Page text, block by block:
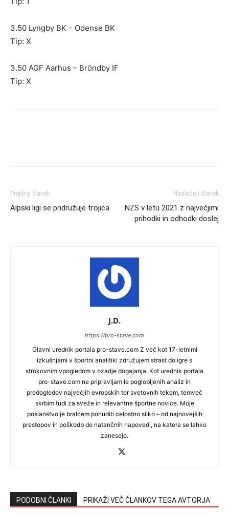
3.50 Lyngby BK – Odense BK
Tip: X
3.50 AGF Aarhus – Bröndby IF
Tip: X
Prejšnji članek
Alpski ligi se pridružuje trojica
Naslednji članek
NZS v letu 2021 z največjimi
prihodki in odhodki doslej
J.D.
https://pro-stave.com
Glavni urednik portala pro-stave.com Z več kot 17-letnimi
izkušnjami v športni analitiki združujem strast do igre s
strokovnim vpogledom v ozadje dogajanja. Kot urednik portala
pro-stave.com ne pripravljam le poglobljenih analiz in
predogledov največjih evropskih ter svetovnih tekem, temveč
skrbim tudi za sveže in relevantne športne novice. Moje
poslanstvo je bralcem ponuditi celostno sliko – od najnovejših
prestopov in poškodb do natančnih napovedi, na katere se lahko
zanesejo.
PODOBNI ČLANKI PRIKAŽI VEČ ČLANKOV TEGA AVTORJA